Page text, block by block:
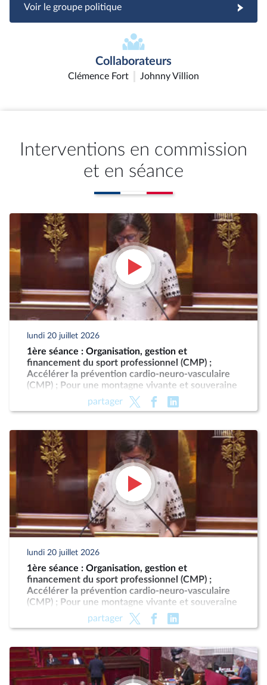
Voir le groupe politique
Collaborateurs
Clémence Fort Johnny Villion
Interventions en commission
et en séance
lundi 20 juillet 2026
1ère séance : Organisation, gestion et
financement du sport professionnel (CMP) ;
Accélérer la prévention cardio-neuro-vasculaire
(CMP) ; Pour une montagne vivante et souveraine
partager
lundi 20 juillet 2026
1ère séance : Organisation, gestion et
financement du sport professionnel (CMP) ;
Accélérer la prévention cardio-neuro-vasculaire
(CMP) ; Pour une montagne vivante et souveraine
partager